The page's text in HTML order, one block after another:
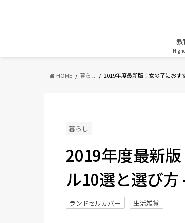
教
HOME 暮らし 2019年度最新版！女の子におす
暮らし
2019年度最新
ル10選と選び方
ランドセルカバー 生活雑貨